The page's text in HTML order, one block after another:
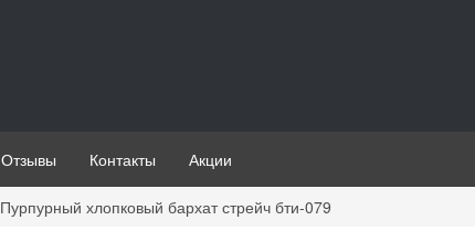
Отзывы Контакты
Акции
Пурпурный хлопковый бархат стрейч бти-079